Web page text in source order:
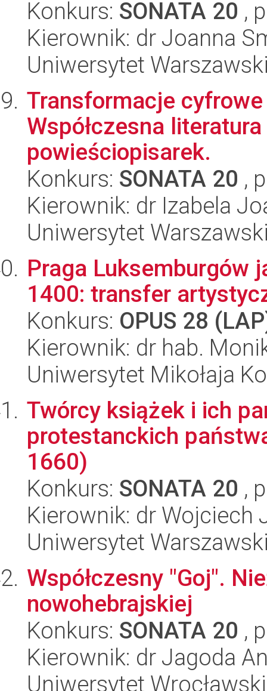
Konkurs: SONATA 20 ,
Kierownik: dr Joanna
Uniwersytet
Transformacje
Współczesna
powieściopisarek.
Konkurs: SONATA 20 ,
Kierownik: dr Izabela
Uniwersytet
Praga Luksemburgów
1400: transfer
Konkurs: OPUS 28
Kierownik: dr hab.
Uniwersytet Mikołaja
Twórcy książek i ich
protestanckich
1660)
Konkurs: SONATA 20 ,
Kierownik: dr Wojciech
Uniwersytet
Współczesny "Goj".
nowohebrajskiej
Konkurs: SONATA 20 ,
Kierownik: dr Jagoda
Uniwersytet Wrocławski